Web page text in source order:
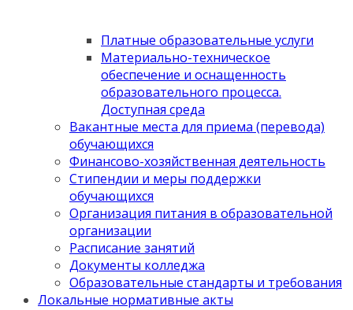
Платные образовательные услуги
Материально-техническое
обеспечение и оснащенность
образовательного процесса.
Доступная среда
Вакантные места для приема (перевода)
обучающихся
Финансово-хозяйственная деятельность
Стипендии и меры поддержки
обучающихся
Организация питания в образовательной
организации
Расписание занятий
Документы колледжа
Образовательные стандарты и требования
Локальные нормативные акты